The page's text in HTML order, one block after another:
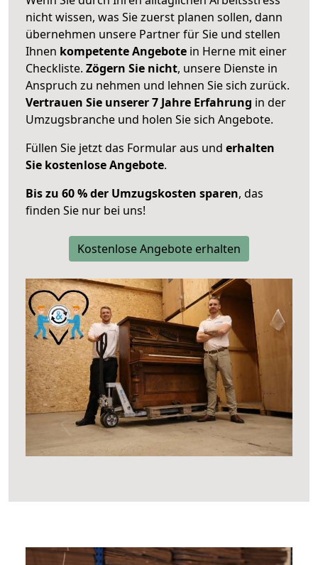
nicht wissen, was Sie zuerst planen sollen, dann
übernehmen unsere Partner für Sie und stellen
Ihnen kompetente Angebote in Herne mit einer
Checkliste. Zögern Sie nicht, unsere Dienste in
Anspruch zu nehmen und lehnen Sie sich zurück.
Vertrauen Sie unserer 7 Jahre Erfahrung in der
Umzugsbranche und holen Sie sich Angebote.
Füllen Sie jetzt das Formular aus und erhalten
Sie kostenlose Angebote.
Bis zu 60 % der Umzugskosten sparen, das
finden Sie nur bei uns!
Kostenlose Angebote erhalten